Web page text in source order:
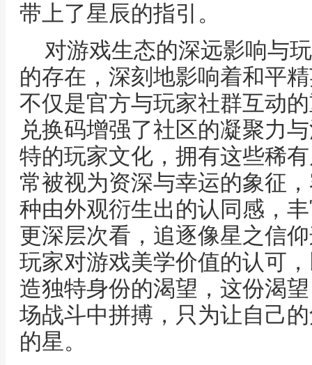
带上了星辰的指引。
对游戏生态的深远影响与
的存在，深刻地影响着和平
不仅是官方与玩家社群互动
兑换码增强了社区的凝聚力
特的玩家文化，拥有这些稀
常被视为资深与幸运的象征
种由外观衍生出的认同感，
更深层次看，追逐像星之信
玩家对游戏美学价值的认可
造独特身份的渴望，这份渴
场战斗中拼搏，只为让自己
的星。